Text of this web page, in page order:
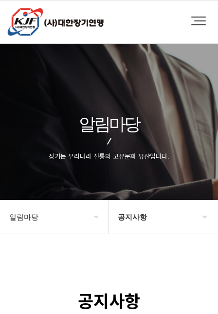
알림마당
장기는 우리나라 전통의 고유문화 유산입니다.
알림마당 공지사항
공지사항